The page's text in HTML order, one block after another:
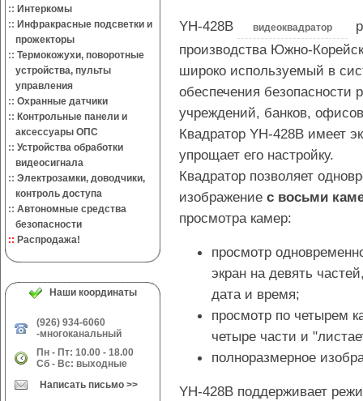
:: Интеркомы
:: Инфракрасные подсветки и
прожекторы
:: Термокожухи, поворотные
устройства, пульты
управления
:: Охранные датчики
:: Контрольные панели и
аксессуары ОПС
:: Устройства обработки
видеосигнала
:: Электрозамки, доводчики,
контроль доступа
:: Автономные средства
безопасности
:: Распродажа!
Наши координаты
(926) 934-6060
-многоканальный
Пн - Пт: 10.00 - 18.00
Сб - Вс: выходные
Написать письмо >>
YH-428B видеоквадратор
производства Южно-
широко используемый в
обеспечения безопасности
учреждений, банков,
Квадратор YH-428B имеет
упрощает его настройку.
Квадратор позволяет
изображение с восьми
просмотра камер:
просмотр
экран на девять
дата и время;
просмотр по четырем
четыре части и
полноразмерное
YH-428В поддерживает